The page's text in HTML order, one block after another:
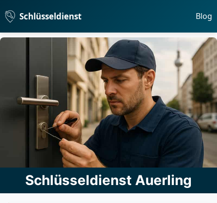
Schlüsseldienst Blog
Schlüsseldienst Auerling